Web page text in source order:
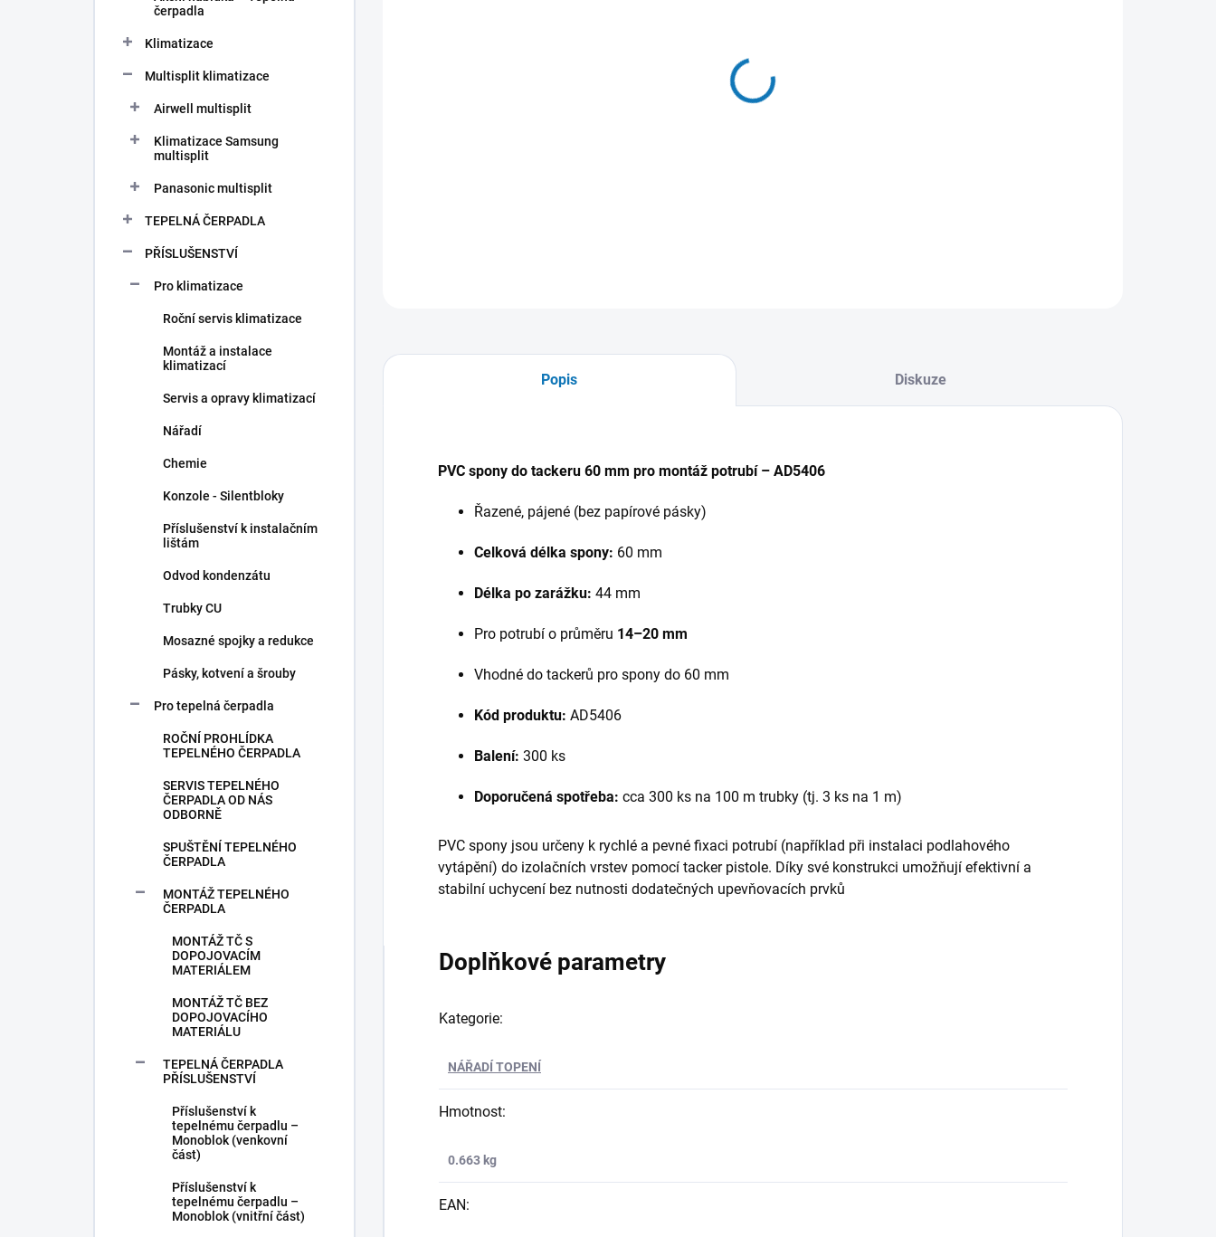
čerpadla
Klimatizace
Multisplit klimatizace
Airwell multisplit
Klimatizace Samsung
multisplit
Panasonic multisplit
TEPELNÁ ČERPADLA
PŘÍSLUŠENSTVÍ
Pro klimatizace
Roční servis klimatizace
Montáž a instalace
klimatizací
Servis a opravy klimatizací
Nářadí
Chemie
Konzole - Silentbloky
Příslušenství k instalačním
lištám
Odvod kondenzátu
Trubky CU
Mosazné spojky a redukce
Pásky, kotvení a šrouby
Pro tepelná čerpadla
ROČNÍ PROHLÍDKA
TEPELNÉHO ČERPADLA
SERVIS TEPELNÉHO
ČERPADLA OD NÁS
ODBORNĚ
SPUŠTĚNÍ TEPELNÉHO
ČERPADLA
MONTÁŽ TEPELNÉHO
ČERPADLA
MONTÁŽ TČ S
DOPOJOVACÍM
MATERIÁLEM
MONTÁŽ TČ BEZ
DOPOJOVACÍHO
MATERIÁLU
TEPELNÁ ČERPADLA
PŘÍSLUŠENSTVÍ
Příslušenství k
tepelnému čerpadlu –
Monoblok (venkovní
část)
Příslušenství k
tepelnému čerpadlu –
Monoblok (vnitřní část)
Popis Diskuze
PVC spony do tackeru 60 mm pro montáž potrubí – AD5406
Řazené, pájené (bez papírové pásky)
Celková délka spony: 60 mm
Délka po zarážku: 44 mm
Pro potrubí o průměru 14–20 mm
Vhodné do tackerů pro spony do 60 mm
Kód produktu: AD5406
Balení: 300 ks
Doporučená spotřeba: cca 300 ks na 100 m trubky (tj. 3 ks na 1 m)
PVC spony jsou určeny k rychlé a pevné fixaci potrubí (například při instalaci podlahového
vytápění) do izolačních vrstev pomocí tacker pistole. Díky své konstrukci umožňují efektivní a
stabilní uchycení bez nutnosti dodatečných upevňovacích prvků
Doplňkové parametry
Kategorie:
NÁŘADÍ TOPENÍ
Hmotnost:
0.663 kg
EAN: